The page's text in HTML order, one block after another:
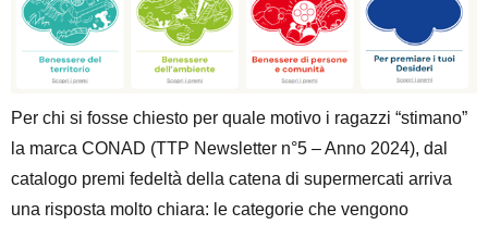
Per chi si fosse chiesto per quale motivo i ragazzi “stimano”
la marca CONAD (TTP Newsletter n°5 – Anno 2024), dal
catalogo premi fedeltà della catena di supermercati arriva
una risposta molto chiara: le categorie che vengono